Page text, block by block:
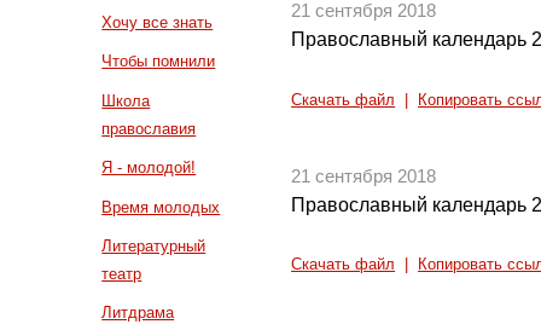
Хочу все знать
Чтобы помнили
Школа
православия
Я - молодой!
Время молодых
Литературный
театр
Литдрама
21 сентября 2018
Православный календарь
Скачать файл Копировать
21 сентября 2018
Православный календарь
Скачать файл Копировать